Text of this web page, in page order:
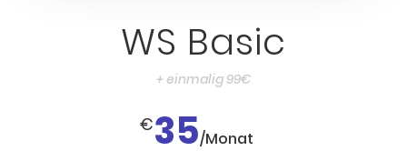
WS Basic
+ einmalig 99€
€35/Monat